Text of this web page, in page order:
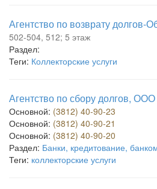
Агентство по возврату
502-504, 512; 5 этаж
Раздел:
Теги: Коллекторские услуги
Агентство по сбору долгов, ООО
Основной: (3812) 40-90-23
Основной: (3812) 40-90-21
Основной: (3812) 40-90-20
Раздел: Банки, кредитование,
Теги: коллекторские услуги